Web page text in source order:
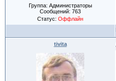
Группа: Администраторы
Сообщений: 763
Статус: Оффлайн
tivita